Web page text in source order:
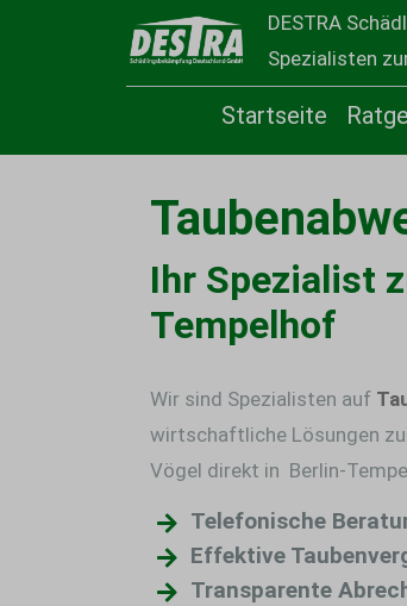
DESTRA
Spezialisten
Startseite
Ihr Spezialist
Tempelhof
Wir sind Spezialisten auf
wirtschaftliche Lösungen
Vögel direkt in Berlin-
Telefonische
Effektive
Transparente